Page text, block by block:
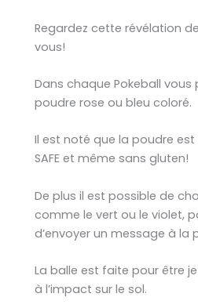
Regardez cette révélation
vous!
Dans chaque Pokeball vous
poudre rose ou bleu coloré.
Il est noté que la poudre est
SAFE et même sans gluten!
De plus il est possible de
comme le vert ou le violet,
d’envoyer un message à la
La balle est faite pour être
à l’impact sur le sol.